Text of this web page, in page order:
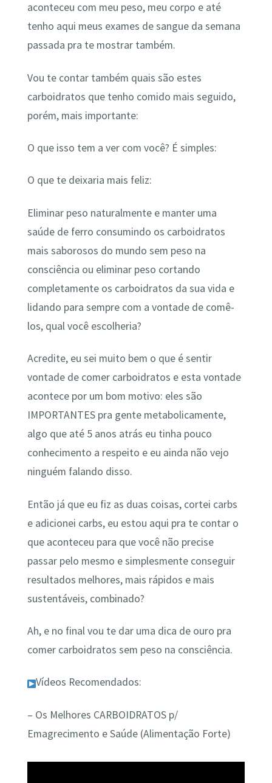
aconteceu com meu peso, meu corpo e até
tenho aqui meus exames de sangue da semana
passada pra te mostrar também.
Vou te contar também quais são estes
carboidratos que tenho comido mais seguido,
porém, mais importante:
O que isso tem a ver com você? É simples:
O que te deixaria mais feliz:
Eliminar peso naturalmente e manter uma
saúde de ferro consumindo os carboidratos
mais saborosos do mundo sem peso na
consciência ou eliminar peso cortando
completamente os carboidratos da sua vida e
lidando para sempre com a vontade de comê-
los, qual você escolheria?
Acredite, eu sei muito bem o que é sentir
vontade de comer carboidratos e esta vontade
acontece por um bom motivo: eles são
IMPORTANTES pra gente metabolicamente,
algo que até 5 anos atrás eu tinha pouco
conhecimento a respeito e eu ainda não vejo
ninguém falando disso.
Então já que eu fiz as duas coisas, cortei carbs
e adicionei carbs, eu estou aqui pra te contar o
que aconteceu para que você não precise
passar pelo mesmo e simplesmente conseguir
resultados melhores, mais rápidos e mais
sustentáveis, combinado?
Ah, e no final vou te dar uma dica de ouro pra
comer carboidratos sem peso na consciência.
Vídeos Recomendados:
– Os Melhores CARBOIDRATOS p/
Emagrecimento e Saúde (Alimentação Forte)